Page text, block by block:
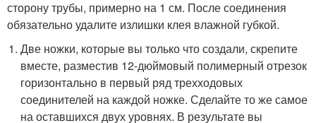
сторону трубы, примерно на 1 см. После соединения
обязательно удалите излишки клея влажной губкой.
Две ножки, которые вы только что создали, скрепите
вместе, разместив 12-дюймовый полимерный отрезок
горизонтально в первый ряд трехходовых
соединителей на каждой ножке. Сделайте то же самое
на оставшихся двух уровнях. В результате вы